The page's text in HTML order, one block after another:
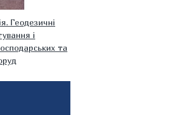
Геодезичні
і
та